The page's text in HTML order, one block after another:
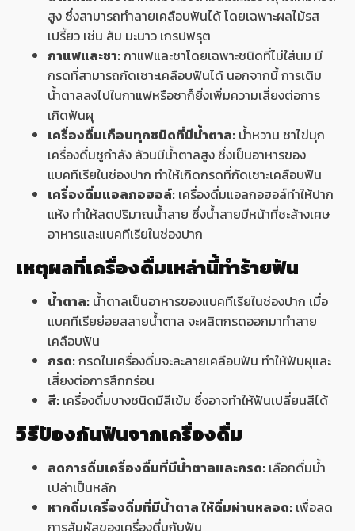
สูง ซึ่งสามารถทำลายเคลือบฟันได้ โดยเฉพาะผลไม้รส
เปรี้ยว เช่น ส้ม มะนาว เกรปฟรุต
กาแฟและชา:กาแฟและชาโดยเฉพาะชนิดที่ไม่ใส่นม มี
กรดที่สามารถกัดเซาะเคลือบฟันได้ นอกจากนี้ การเติม
น้ำตาลลงไปในกาแฟหรือชาก็ยิ่งเพิ่มความเสี่ยงต่อการ
เกิดฟันผุ
เครื่องดื่มเกือบทุกชนิดที่มีน้ำตาล: น้ำหวาน ชาไข่มุก
เครื่องดื่มชูกำลัง ล้วนมีน้ำตาลสูง ซึ่งเป็นอาหารของ
แบคทีเรียในช่องปาก ทำให้เกิดกรดที่กัดเซาะเคลือบฟัน
เครื่องดื่มแอลกอฮอล์: เครื่องดื่มแอลกอฮอล์ทำให้ปาก
แห้ง ทำให้ลดปริมาณน้ำลาย ซึ่งน้ำลายมีหน้าที่ชะล้างเศษ
อาหารและแบคทีเรียในช่องปาก
เหตุผลที่เครื่องดื่มเหล่านี้ทำร้ายฟัน
น้ำตาล: น้ำตาลเป็นอาหารของแบคทีเรียในช่องปาก เมื่อ
แบคทีเรียย่อยสลายน้ำตาล จะผลิตกรดออกมาทำลาย
เคลือบฟัน
กรด:กรดในเครื่องดื่มจะละลายเคลือบฟัน ทำให้ฟันผุและ
เสี่ยงต่อการสึกกร่อน
สี: เครื่องดื่มบางชนิดมีสีเข้ม ซึ่งอาจทำให้ฟันเปลี่ยนสีได้
วิธีป้องกันฟันจากเครื่องดื่ม
ลดการดื่มเครื่องดื่มที่มีน้ำตาลและกรด: เลือกดื่มน้ำ
เปล่าเป็นหลัก
หากดื่มเครื่องดื่มที่มีน้ำตาล ให้ดื่มผ่านหลอด: เพื่อลด